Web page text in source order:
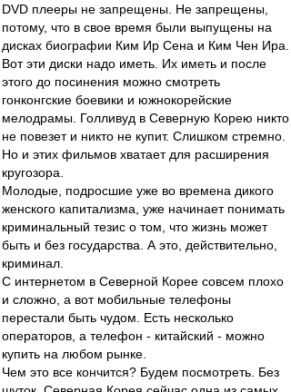
DVD плееры не запрещены. Не запрещены,
потому, что в свое время были выпущены на
дисках биографии Ким Ир Сена и Ким Чен Ира.
Вот эти диски надо иметь. Их иметь и после
этого до посинения можно смотреть
гонконгские боевики и южнокорейские
мелодрамы. Голливуд в Северную Корею никто
не повезет и никто не купит. Слишком стремно.
Но и этих фильмов хватает для расширения
кругозора.
Молодые, подросшие уже во времена дикого
женского капитализма, уже начинает понимать
криминальный тезис о том, что жизнь может
быть и без государства. А это, действительно,
криминал.
С интернетом в Северной Корее совсем плохо
и сложно, а вот мобильные телефоны
перестали быть чудом. Есть несколько
операторов, а телефон - китайский - можно
купить на любом рынке.
Чем это все кончится? Будем посмотреть. Без